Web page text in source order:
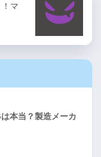
！マ
本当？製造メーカ